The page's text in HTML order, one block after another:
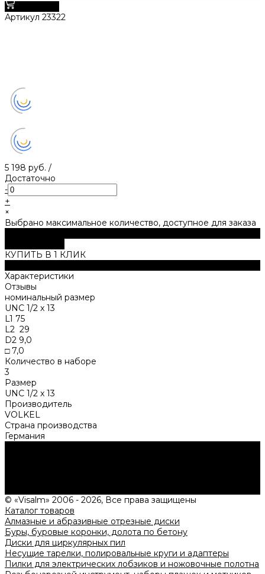
Артикул 23322
5 198 руб. /
Достаточно
-
+
×
Выбрано максимальное количество, доступное для заказа
КУПИТЬ В 1 КЛИК
Характеристики
Отзывы
номинальный размер
UNC 1/2 x 13
L1 75
L2 29
D2 9,0
□ 7,0
Количество в наборе
3
Размер
UNC 1/2 x 13
Производитель
VOLKEL
Страна производства
Германия
© «Visalm» 2006 - 2026, Все права защищены
Каталог товаров
Алмазные и абразивные отрезные диски
Буры, буровые коронки, долота по бетону
Диски для циркулярных пил
Несущие тарелки, полировальные круги и адаптеры
Пилки для электрических лобзиков и ножовочные полотна